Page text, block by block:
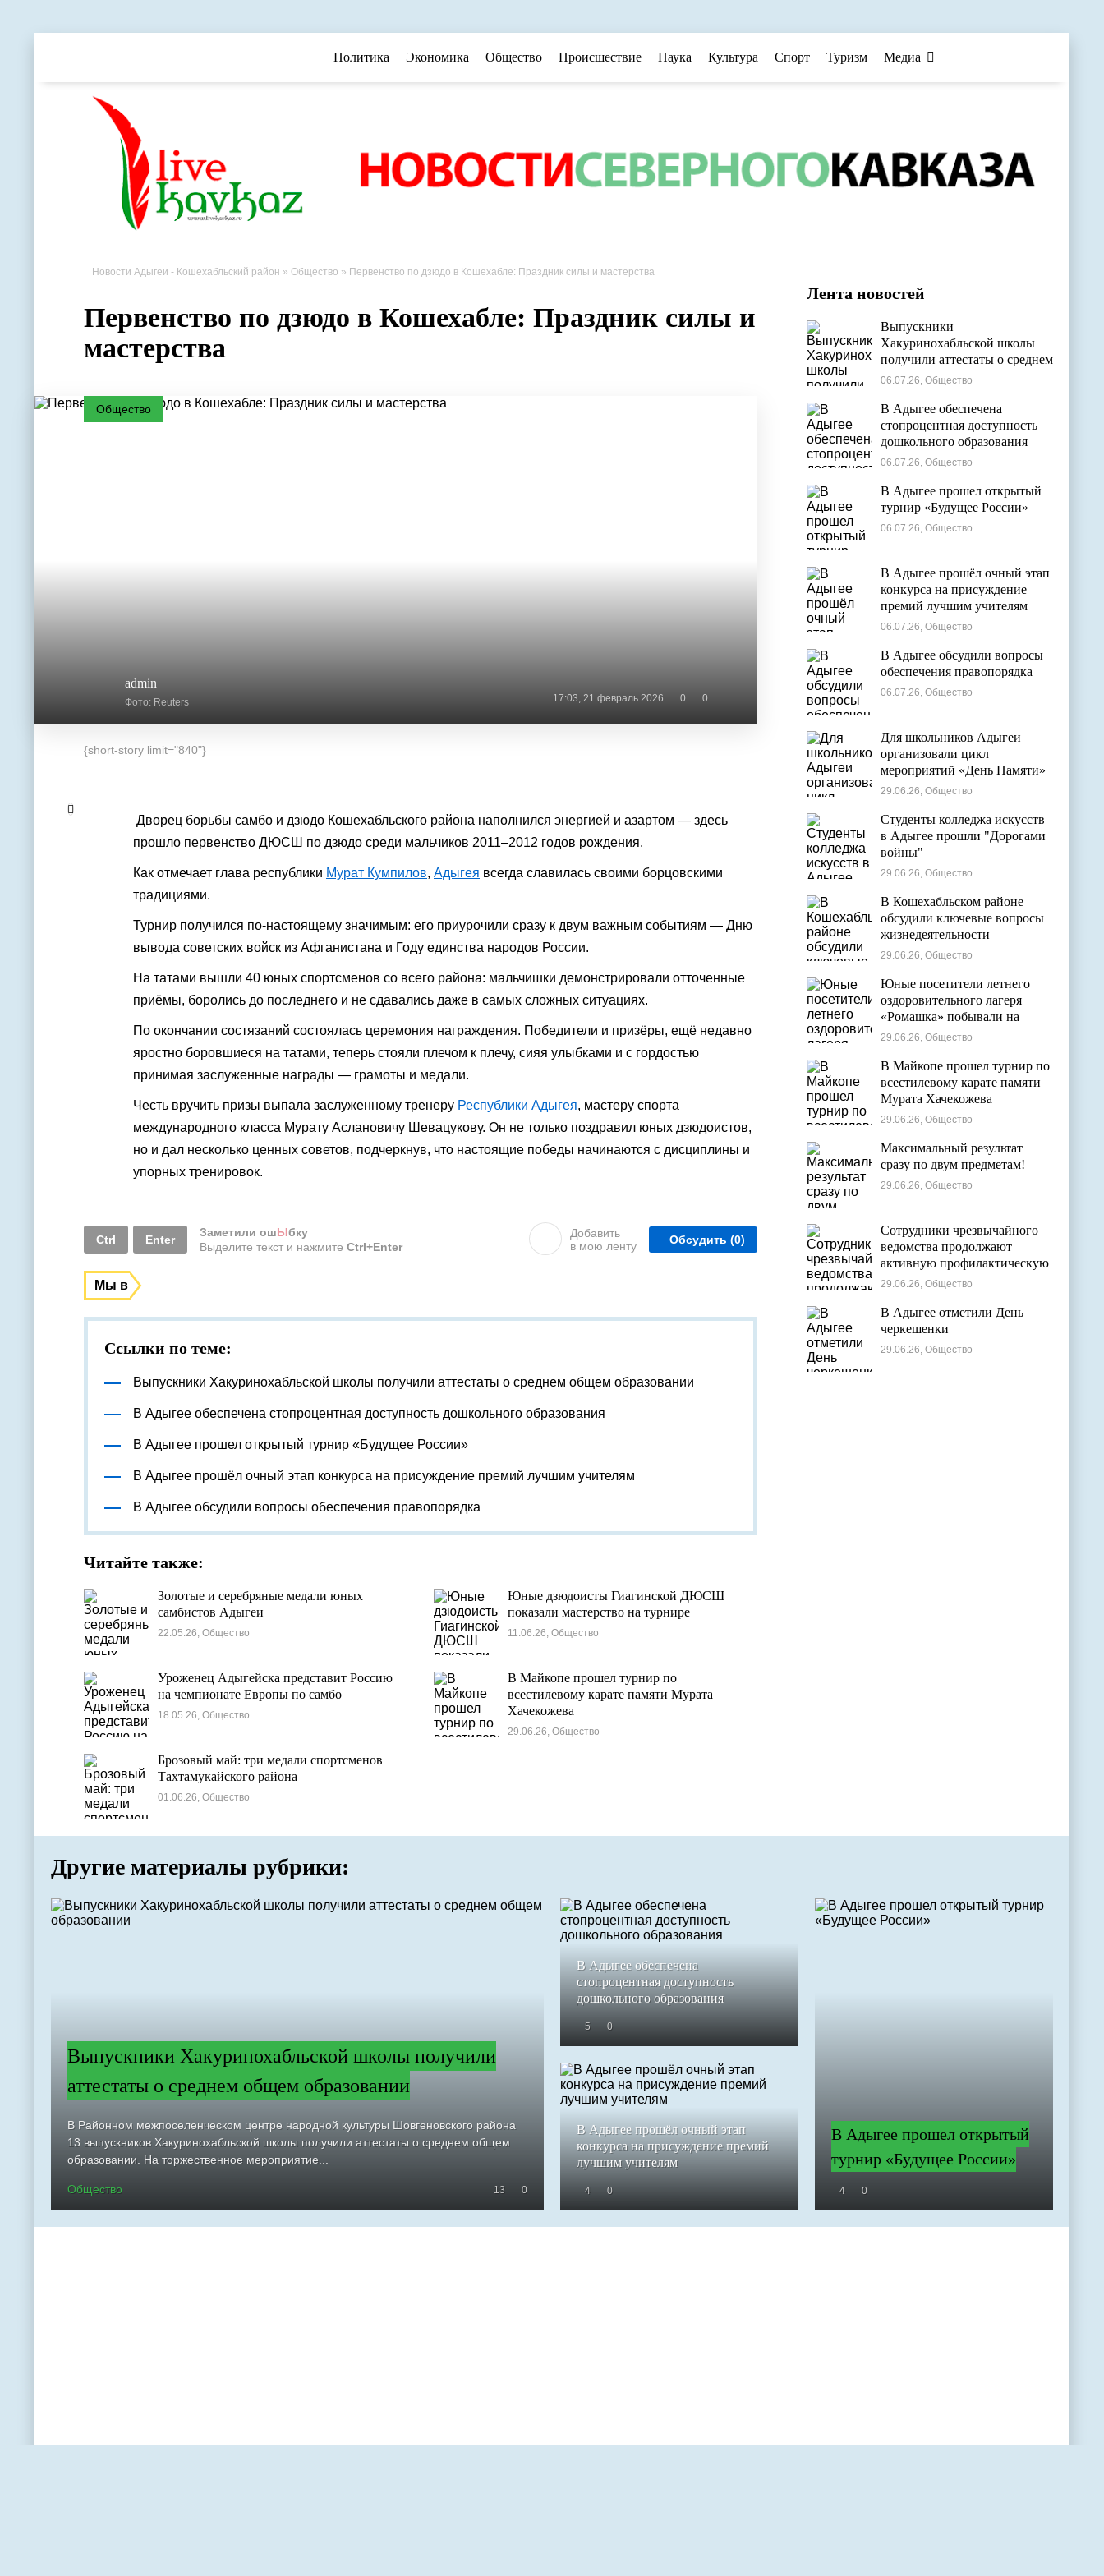
Политика Экономика Общество Происшествие Наука Культура Спорт Туризм Медиа
Новости Адыгеи - Кошехабльский район » Общество » Первенство по дзюдо в Кошехабле: Праздник силы и мастерства
Первенство по дзюдо в Кошехабле: Праздник силы и
мастерства
Общество
admin
Фото: Reuters 17:03, 21 февраль 2026 0 0
{short-story limit="840"}
Дворец борьбы самбо и дзюдо Кошехабльского района наполнился энергией и азартом — здесь
прошло первенство ДЮСШ по дзюдо среди мальчиков 2011–2012 годов рождения.
Как отмечает глава республики Мурат Кумпилов, Адыгея всегда славилась своими борцовскими
традициями.
Турнир получился по‑настоящему значимым: его приурочили сразу к двум важным событиям — Дню
вывода советских войск из Афганистана и Году единства народов России.
На татами вышли 40 юных спортсменов со всего района: мальчишки демонстрировали отточенные
приёмы, боролись до последнего и не сдавались даже в самых сложных ситуациях.
По окончании состязаний состоялась церемония награждения. Победители и призёры, ещё недавно
яростно боровшиеся на татами, теперь стояли плечом к плечу, сияя улыбками и с гордостью
принимая заслуженные награды — грамоты и медали.
Честь вручить призы выпала заслуженному тренеру Республики Адыгея, мастеру спорта
международного класса Мурату Аслановичу Шевацукову. Он не только поздравил юных дзюдоистов,
но и дал несколько ценных советов, подчеркнув, что настоящие победы начинаются с дисциплины и
упорных тренировок.
Ctrl Enter
Заметили ошЫбку
Выделите текст и нажмите Ctrl+Enter
Добавить
в мою ленту
Обсудить (0)
Мы в
Ссылки по теме:
Выпускники Хакуринохабльской школы получили аттестаты о среднем общем образовании
В Адыгее обеспечена стопроцентная доступность дошкольного образования
В Адыгее прошел открытый турнир «Будущее России»
В Адыгее прошёл очный этап конкурса на присуждение премий лучшим учителям
В Адыгее обсудили вопросы обеспечения правопорядка
Читайте также:
Золотые и серебряные медали юных
самбистов Адыгеи
22.05.26, Общество
Юные дзюдоисты Гиагинской ДЮСШ
показали мастерство на турнире
11.06.26, Общество
Уроженец Адыгейска представит Россию
на чемпионате Европы по самбо
18.05.26, Общество
В Майкопе прошел турнир по
всестилевому карате памяти Мурата
Хачекожева
29.06.26, Общество
Брозовый май: три медали спортсменов
Тахтамукайского района
01.06.26, Общество
Лента новостей
Выпускники
Хакуринохабльской школы
получили аттестаты о среднем
общем образовании
06.07.26, Общество
В Адыгее обеспечена
стопроцентная доступность
дошкольного образования
06.07.26, Общество
В Адыгее прошел открытый
турнир «Будущее России»
06.07.26, Общество
В Адыгее прошёл очный этап
конкурса на присуждение
премий лучшим учителям
06.07.26, Общество
В Адыгее обсудили вопросы
обеспечения правопорядка
06.07.26, Общество
Для школьников Адыгеи
организовали цикл
мероприятий «День Памяти»
29.06.26, Общество
Студенты колледжа искусств
в Адыгее прошли "Дорогами
войны"
29.06.26, Общество
В Кошехабльском районе
обсудили ключевые вопросы
жизнедеятельности
муниципалитета
29.06.26, Общество
Юные посетители летнего
оздоровительного лагеря
«Ромашка» побывали на
экскурсии в Дондуковском
29.06.26, Общество
В Майкопе прошел турнир по
всестилевому карате памяти
Мурата Хачекожева
29.06.26, Общество
Максимальный результат
сразу по двум предметам!
29.06.26, Общество
Сотрудники чрезвычайного
ведомства продолжают
активную профилактическую
деятельность в детских
29.06.26, Общество
В Адыгее отметили День
черкешенки
29.06.26, Общество
Другие материалы рубрики:
Выпускники Хакуринохабльской школы получили
аттестаты о среднем общем образовании
В Районном межпоселенческом центре народной культуры Шовгеновского района
13 выпускников Хакуринохабльской школы получили аттестаты о среднем общем
образовании. На торжественное мероприятие...
Общество 13 0
В Адыгее обеспечена
стопроцентная доступность
дошкольного образования
5 0
В Адыгее прошел открытый
турнир «Будущее России»
4 0
В Адыгее прошёл очный этап
конкурса на присуждение премий
лучшим учителям
4 0